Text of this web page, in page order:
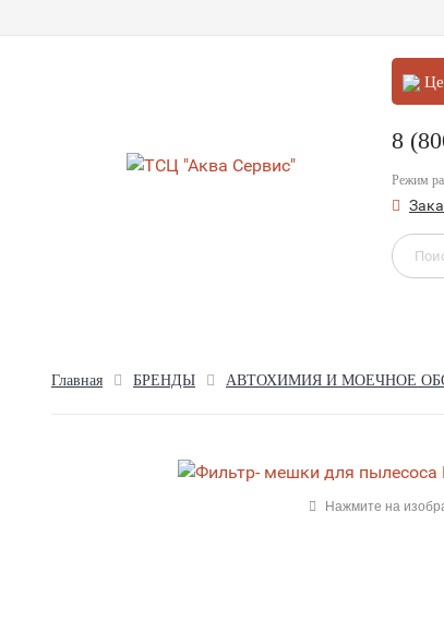
8
Режим
Главная БРЕНДЫ АВТОХИМИЯ И МОЕЧНОЕ
Нажмите на